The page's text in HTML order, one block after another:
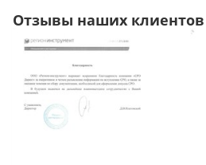
Отзывы наших клиентов